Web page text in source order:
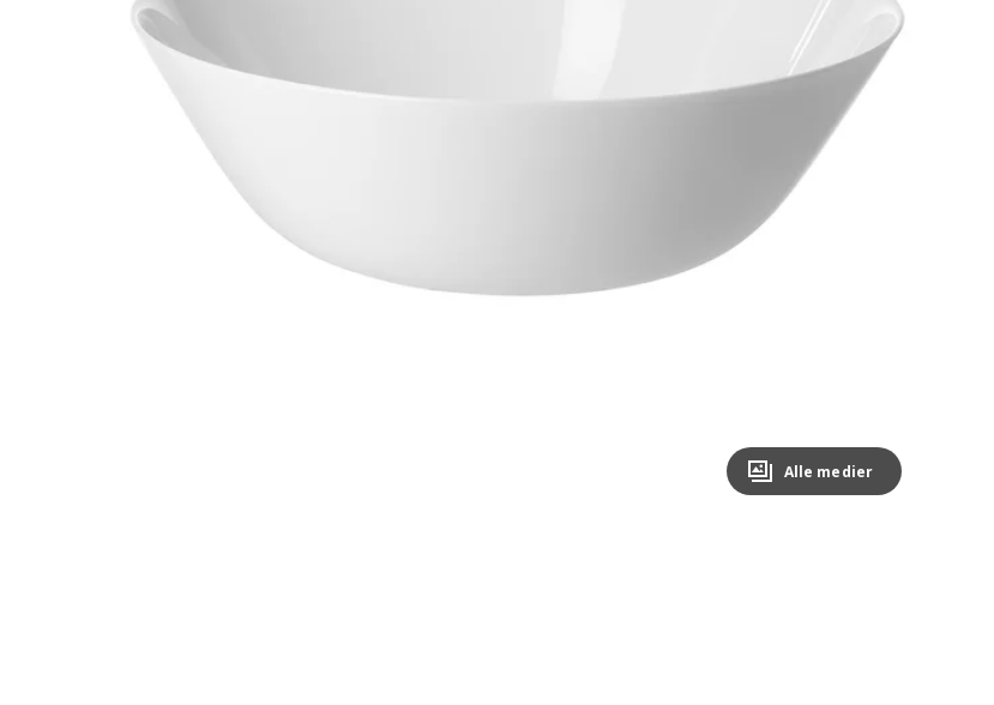
Image zoomed out, normal view
Alle medier